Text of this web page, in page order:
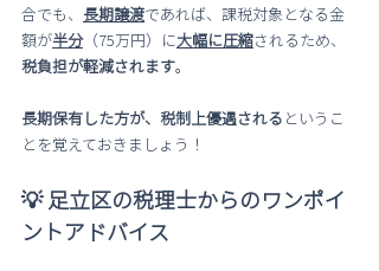
合でも、 長期譲渡であれば、課税対象となる金
額が半分（75万円）に大幅に圧縮されるため、
税負担が軽減されます。
長期保有した方が、税制上優遇される というこ
とを覚えておきましょう！
💡 足立区の税理士からのワンポイ
ントアドバイス